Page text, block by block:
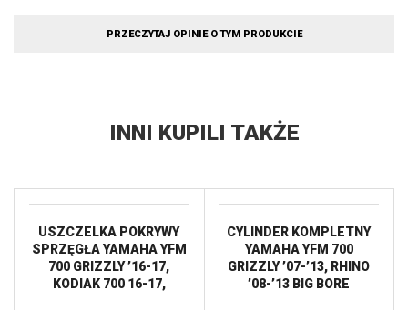
PRZECZYTAJ OPINIE O TYM PRODUKCIE
INNI KUPILI TAKŻE
USZCZELKA POKRYWY
SPRZĘGŁA YAMAHA YFM
700 GRIZZLY ’16-17,
KODIAK 700 16-17,
CYLINDER KOMPLETNY
YAMAHA YFM 700
GRIZZLY ’07-’13, RHINO
’08-’13 BIG BORE